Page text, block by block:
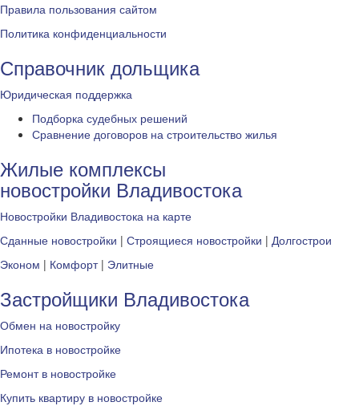
Правила пользования сайтом
Политика конфиденциальности
Справочник дольщика
Юридическая поддержка
Подборка судебных решений
Сравнение договоров на строительство жилья
Жилые комплексы
новостройки Владивостока
Новостройки Владивостока на карте
Сданные новостройки | Строящиеся новостройки | Долгострои
Эконом | Комфорт| Элитные
Застройщики Владивостока
Обмен на новостройку
Ипотека в новостройке
Ремонт в новостройке
Купить квартиру в новостройке